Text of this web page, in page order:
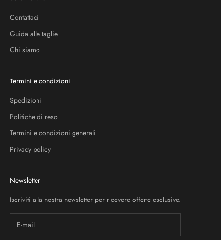
Contattaci
Guida alle taglie
Chi siamo
Termini e condizioni
Spedizioni
Politiche di reso
Termini e condizioni generali
Privacy policy
Newsletter
Iscriviti alla nostra newsletter per ricevere offerte esclusive.